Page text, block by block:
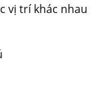
vị trí khác nhau